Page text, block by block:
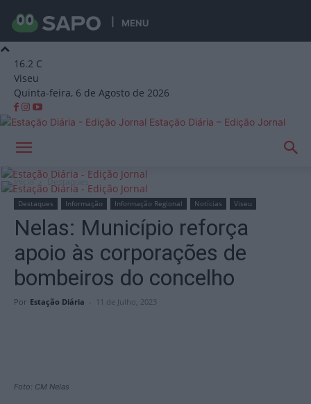
MENU
16.2 C
Viseu
Quinta-feira, 6 de Agosto de 2026
Estação Diária – Edição Jornal
Início Destaques
Destaques Informação Informação Regional Notícias Viseu
Nelas: Município reforça
apoio às corporações de
bombeiros do concelho
Por Estação Diária - 11 de Julho, 2023
Foto: CM Nelas